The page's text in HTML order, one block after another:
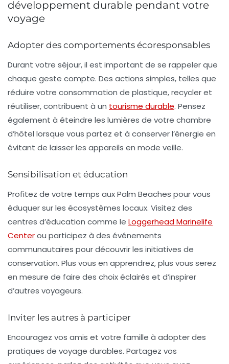
développement durable pendant votre
voyage
Adopter des comportements écoresponsables
Durant votre séjour, il est important de se rappeler que
chaque geste compte. Des actions simples, telles que
réduire votre consommation de plastique,recycleret
réutiliser, contribuent à un tourisme durable. Pensez
également à éteindre les lumières de votre chambre
d’hôtel lorsque vous partez et à conserver l’énergie en
évitant de laisser les appareils en mode veille.
Sensibilisation et éducation
Profitez de votre temps aux Palm Beaches pour vous
éduquer sur les écosystèmes locaux. Visitez des
centres d’éducation comme le Loggerhead Marinelife
Centerou participez à des événements
communautaires pour découvrir les initiatives de
conservation. Plus vous en apprendrez, plus vous serez
en mesure de faire des choix éclairés et d’inspirer
d’autres voyageurs.
Inviter les autres à participer
Encouragez vos amis et votre famille à adopter des
pratiques de voyage durables. Partagez vos